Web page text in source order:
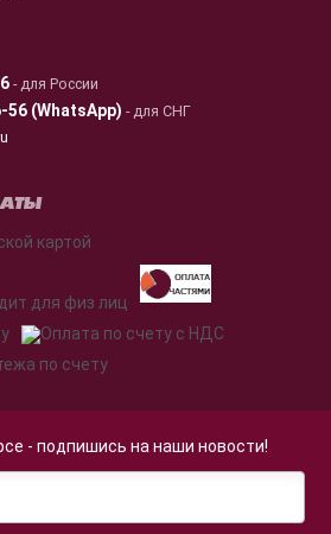
- для России
56 (WhatsApp) - для СНГ
- подпишись на наши новости!